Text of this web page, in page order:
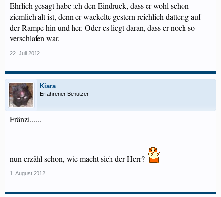
Ehrlich gesagt habe ich den Eindruck, dass er wohl schon
ziemlich alt ist, denn er wackelte gestern reichlich datterig auf
der Rampe hin und her. Oder es liegt daran, dass er noch so
verschlafen war.
22. Juli 2012
Kiara
Erfahrener Benutzer
Fränzi......
nun erzähl schon, wie macht sich der Herr?
1. August 2012